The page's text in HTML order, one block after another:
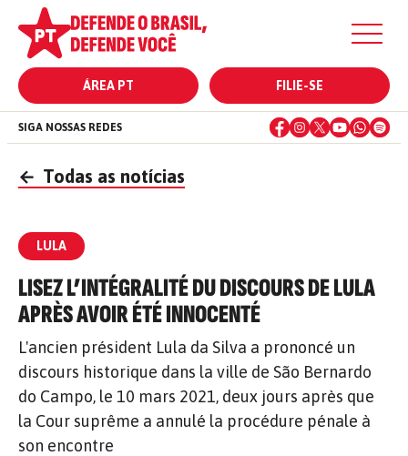
ÁREA PT FILIE-SE
SIGA NOSSAS REDES
← Todas as notícias
LULA
LISEZ L’INTÉGRALITÉ DU DISCOURS DE LULA
APRÈS AVOIR ÉTÉ INNOCENTÉ
L'ancien président Lula da Silva a prononcé un
discours historique dans la ville de São Bernardo
do Campo, le 10 mars 2021, deux jours après que
la Cour suprême a annulé la procédure pénale à
son encontre